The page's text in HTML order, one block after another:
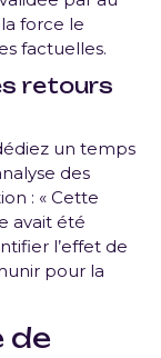
force le
factuelles.
retours
un temps
des
: « Cette
avait été
l’effet de
pour la
de